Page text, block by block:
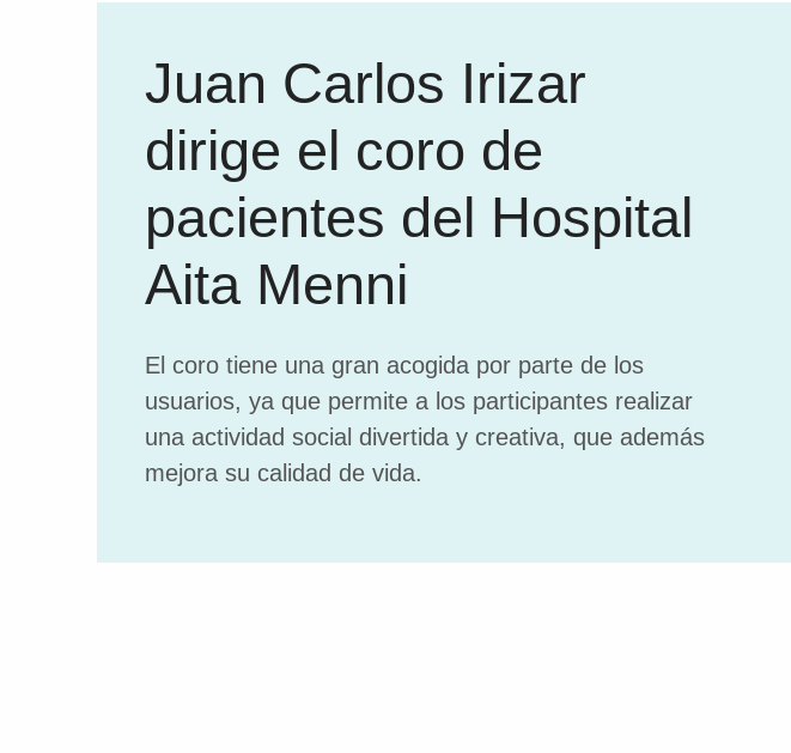
Juan Carlos Irizar
dirige el coro de
pacientes del Hospital
Aita Menni
El coro tiene una gran acogida por parte de los
usuarios, ya que permite a los participantes realizar
una actividad social divertida y creativa, que además
mejora su calidad de vida.